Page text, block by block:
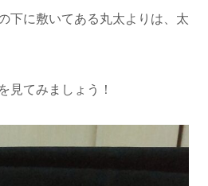
下に敷いてある丸太よりは、太
見てみましょう！